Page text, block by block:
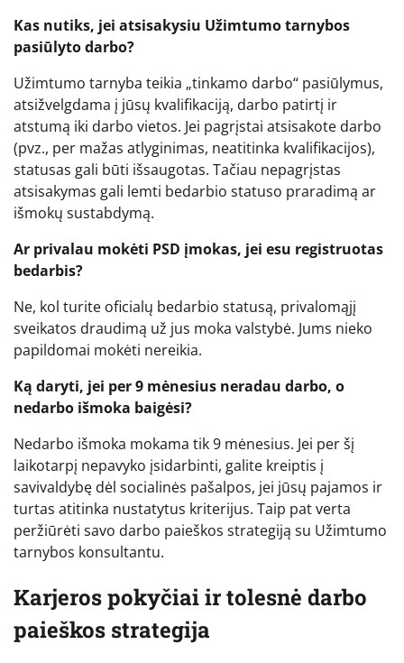
Kas nutiks, jei atsisakysiu Užimtumo tarnybos
pasiūlyto darbo?
Užimtumo tarnyba teikia „tinkamo darbo“ pasiūlymus,
atsižvelgdama į jūsų kvalifikaciją, darbo patirtį ir
atstumą iki darbo vietos. Jei pagrįstai atsisakote darbo
(pvz., per mažas atlyginimas, neatitinka kvalifikacijos),
statusas gali būti išsaugotas. Tačiau nepagrįstas
atsisakymas gali lemti bedarbio statuso praradimą ar
išmokų sustabdymą.
Ar privalau mokėti PSD įmokas, jei esu registruotas
bedarbis?
Ne, kol turite oficialų bedarbio statusą, privalomąjį
sveikatos draudimą už jus moka valstybė. Jums nieko
papildomai mokėti nereikia.
Ką daryti, jei per 9 mėnesius neradau darbo, o
nedarbo išmoka baigėsi?
Nedarbo išmoka mokama tik 9 mėnesius. Jei per šį
laikotarpį nepavyko įsidarbinti, galite kreiptis į
savivaldybę dėl socialinės pašalpos, jei jūsų pajamos ir
turtas atitinka nustatytus kriterijus. Taip pat verta
peržiūrėti savo darbo paieškos strategiją su Užimtumo
tarnybos konsultantu.
Karjeros pokyčiai ir tolesnė darbo
paieškos strategija